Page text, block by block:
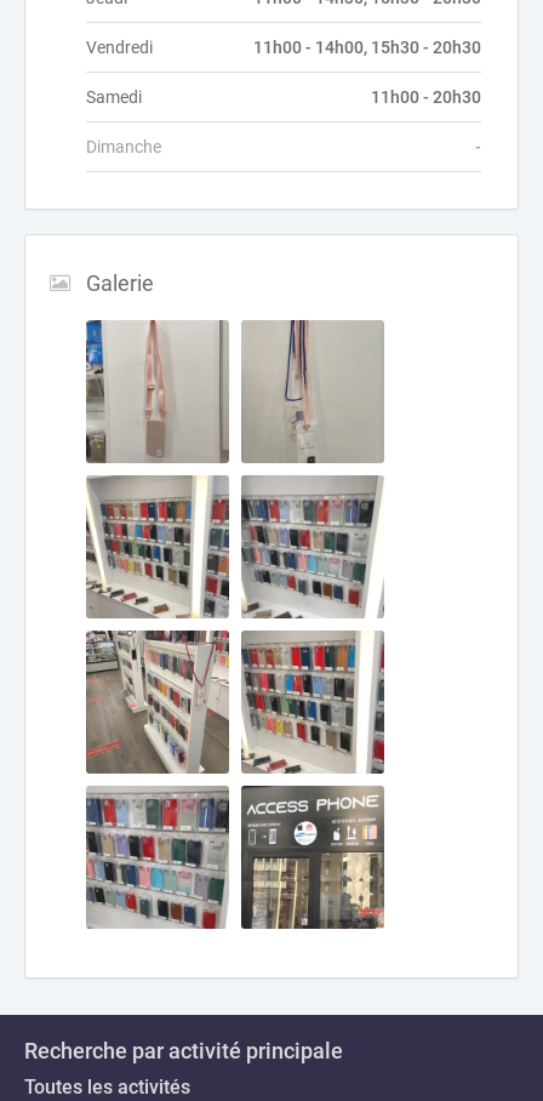
Vendredi 11h00 - 14h00, 15h30 - 20h30
Samedi 11h00 - 20h30
Dimanche -
Galerie
Recherche par activité principale
Toutes les activités